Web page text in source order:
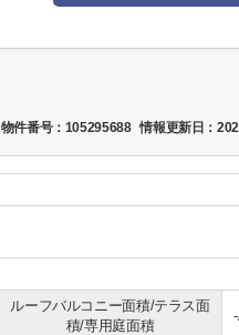
物件番号：105295688 情報更新日：
ルーフバルコニー面積/テラス面
積/専用庭面積